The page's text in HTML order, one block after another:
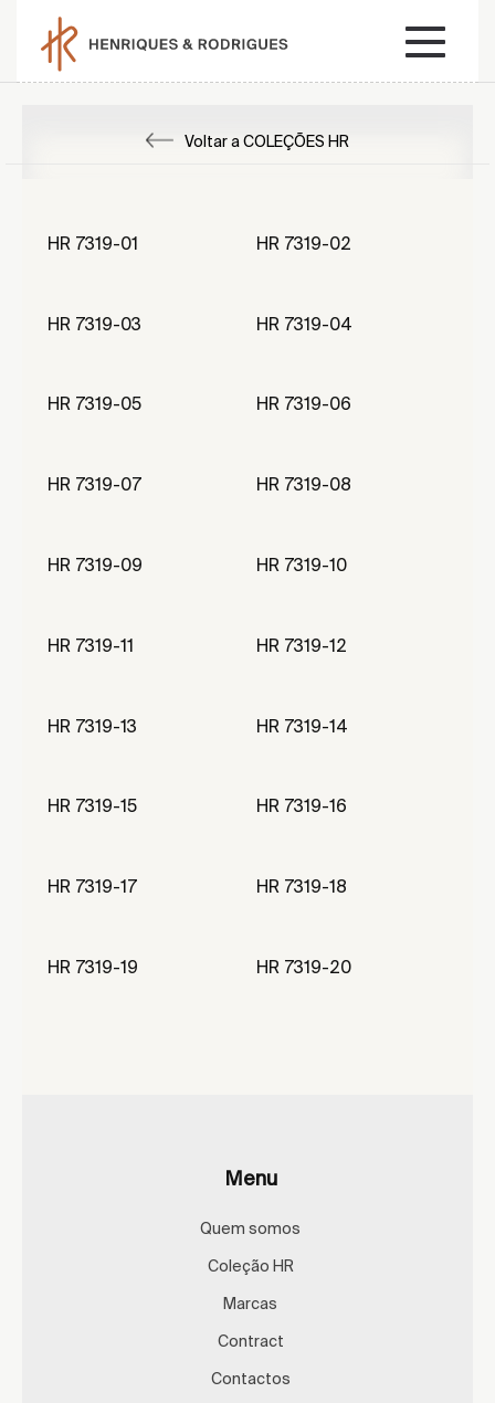
Voltar a COLEÇÕES HR
HR 7319-01 HR 7319-02
HR 7319-03 HR 7319-04
HR 7319-05 HR 7319-06
HR 7319-07 HR 7319-08
HR 7319-09 HR 7319-10
HR 7319-11 HR 7319-12
HR 7319-13 HR 7319-14
HR 7319-15 HR 7319-16
HR 7319-17 HR 7319-18
HR 7319-19 HR 7319-20
Menu
Quem somos
Coleção HR
Marcas
Contract
Contactos